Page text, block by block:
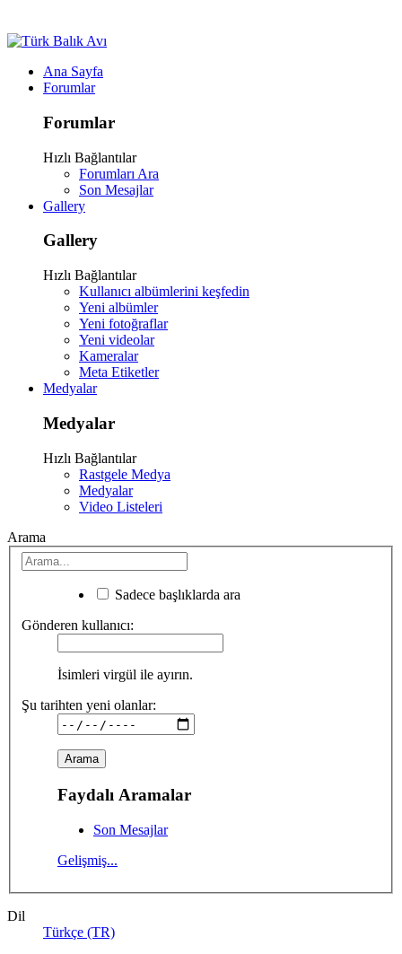
Ana Sayfa
Forumlar
Forumlar
Hızlı Bağlantılar
Forumları Ara
Son Mesajlar
Gallery
Gallery
Hızlı Bağlantılar
Kullanıcı albümlerini keşfedin
Yeni albümler
Yeni fotoğraflar
Yeni videolar
Kameralar
Meta Etiketler
Medyalar
Medyalar
Hızlı Bağlantılar
Rastgele Medya
Medyalar
Video Listeleri
Arama
Sadece başlıklarda ara
Gönderen kullanıcı:
İsimleri virgül ile ayırın.
Şu tarihten yeni olanlar:
Faydalı Aramalar
Son Mesajlar
Gelişmiş...
Dil
Türkçe (TR)